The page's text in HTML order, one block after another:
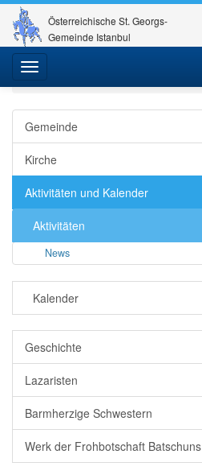
Österreichische St. Georgs-
Gemeinde Istanbul
Toggle
navigation
St. Georgs-Gemeinde
Aktivitäten und Kalender
Gemeinde
Kirche
Aktivitäten und Kalender
Aktivitäten
News
Kalender
Geschichte
Lazaristen
Barmherzige Schwestern
Werk der Frohbotschaft Batschuns